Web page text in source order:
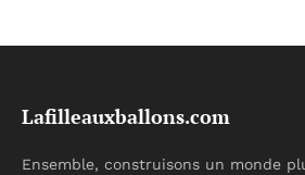
Lafilleauxballons.com
Ensemble, construisons un monde